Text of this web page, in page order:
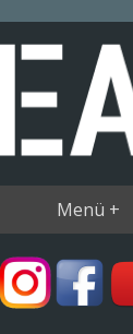
Menü +